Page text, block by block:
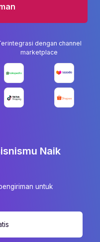
dengan channel
marketplace
Naik
untuk